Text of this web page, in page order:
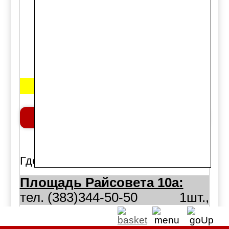
Где можно купить:
Площадь Райсовета 10а:
1шт.,
тел. (383)344-50-50